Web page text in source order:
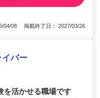
04/08 掲載終了日： 2027/03/26
バー
を活かせる職場です